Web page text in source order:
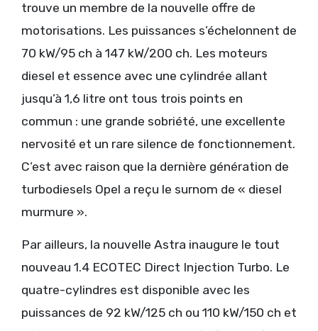
trouve un membre de la nouvelle offre de
motorisations. Les puissances s’échelonnent de
70 kW/95 ch à 147 kW/200 ch. Les moteurs
diesel et essence avec une cylindrée allant
jusqu’à 1,6 litre ont tous trois points en
commun : une grande sobriété, une excellente
nervosité et un rare silence de fonctionnement.
C’est avec raison que la dernière génération de
turbodiesels Opel a reçu le surnom de « diesel
murmure ».
Par ailleurs, la nouvelle Astra inaugure le tout
nouveau 1.4 ECOTEC Direct Injection Turbo. Le
quatre-cylindres est disponible avec les
puissances de 92 kW/125 ch ou 110 kW/150 ch et